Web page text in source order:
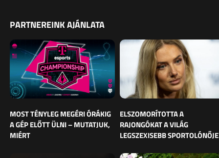
PARTNEREINK AJÁNLATA
MOST TÉNYLEG MEGÉRI ÓRÁKIG
A GÉP ELŐTT ÜLNI – MUTATJUK,
MIÉRT
ELSZOMORÍTOTTA A
RAJONGÓKAT A VILÁG
LEGSZEXISEBB SPORTOLÓNŐJE